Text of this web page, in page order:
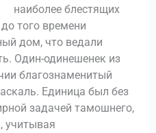
наиболее блестящих
того времени
дом, что ведали
Один-одинешенек из
благознаменитый
Единица был без
задачей тамошнего,
учитывая